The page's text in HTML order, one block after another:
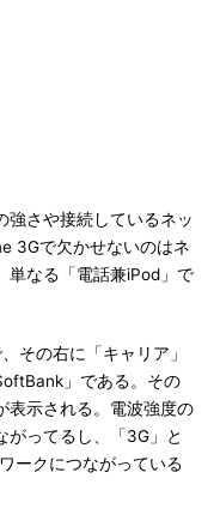
さや接続しているネッ
3Gで欠かせないのはネ
単なる「電話兼iPod」で
その右に「キャリア」
」である。その
表示される。電波強度の
がってるし、「3G」と
ークにつながっている